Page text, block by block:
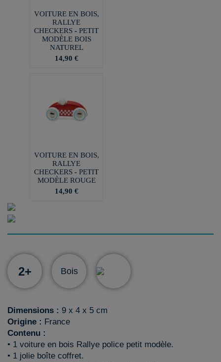
VOITURE EN BOIS,
RALLYE
CHECKERS - PETIT
MODÈLE BOIS
NATUREL
14,90 €
VOITURE EN BOIS,
RALLYE
CHECKERS - PETIT
MODÈLE ROUGE
14,90 €
2+ Bois
Dimensions : 9 x 4 x 5 cm
Origine : France
Contenu :
• 1 voiture en bois Rallye police petit modèle.
• 1 jolie boîte coffret.